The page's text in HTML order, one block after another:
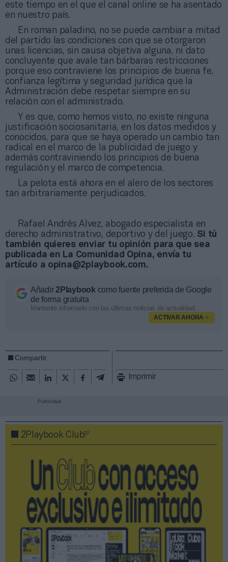
este tiempo en el que el canal online se ha asentado
en nuestro país.
En roman paladino, no se puede cambiar a mitad
del partido las condiciones con que se otorgaron
unas licencias, sin causa objetiva alguna, ni dato
concluyente que avale tan bárbaras restricciones
porque eso contraviene los principios de buena fe,
confianza legítima y seguridad jurídica que la
Administración debe respetar siempre en su
relación con el administrado.
Y es que, como hemos visto, no existe ninguna
justificación sociosanitaria, en los datos medidos y
conocidos, para que se haya operado un cambio tan
radical en el marco de la publicidad de juego y
además contraviniendo los principios de buena
regulación y el marco de competencia.
La pelota está ahora en el alero de los sectores
tan arbitrariamente perjudicados.
Rafael Andrés Alvez, abogado especialista en
derecho administrativo, deportivo y del juego. Si tú
también quieres enviar tu opinión para que sea
publicada en La Comunidad Opina, envía tu
artículo a opina@2playbook.com.
Añadir2Playbook como fuente preferida de Google
de forma gratuita
Mantente informado con las últimas noticias de actualidad.
ACTIVAR AHORA
Compartir
Imprimir
Publicidad
2Playbook Club2P